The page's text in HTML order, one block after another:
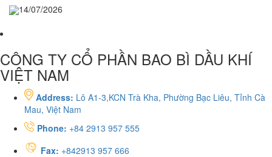
14/07/2026
CÔNG TY CỔ PHẦN BAO BÌ DẦU KHÍ
VIỆT NAM
Address: Lô A1-3,KCN Trà Kha, Phường Bạc Liêu, Tỉnh Cà
Mau, Việt Nam
Phone: +84 2913 957 555
Fax: +842913 957 666